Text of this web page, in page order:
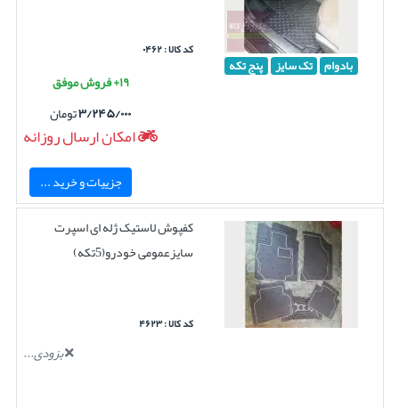
بادوام تک سایز پنج تکه
کد کالا : ۰۴۶۲
۱۹+ فروش موفق
۳/۲۴۵/۰۰۰تومان
امکان ارسال روزانه
جزییات و خرید ...
کفپوش لاستیک ژله ای اسپرت
سایزعمومی خودرو(5تکه)
کد کالا : ۴۶۲۳
بزودی...